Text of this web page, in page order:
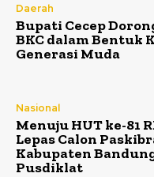
Daerah
Bupati Cecep
BKC dalam Bentuk
Generasi Muda
Nasional
Menuju HUT ke-81
Lepas Calon
Kabupaten
Pusdiklat